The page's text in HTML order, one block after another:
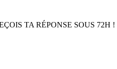
TA RÉPONSE SOUS 72H !